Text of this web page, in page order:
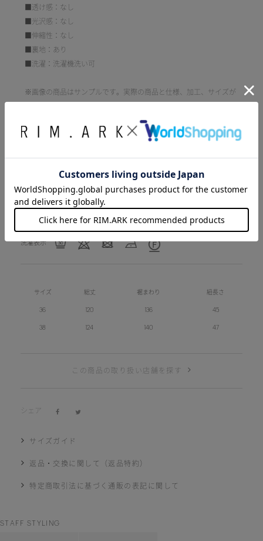
■透け感：なし
■光沢感：なし
■伸縮性：なし
■裏地：あり
■洗濯：洗濯機洗い可
※画像の商品はサンプルです。実際の商品と仕様、加工、サイズが
品番 460HSS33-0460
表地 ポリエステル67%コットン33%
裏地 ポリエステル100%
モデル身長 モデル身長173cm（38サイズ着用）
洗濯表示
サイズ 総丈 裾まわり 紐長さ
36 120 136 45
38 124 140 47
この商品の取り扱い店舗を探す
シェア
サイズガイド
返品・交換に関して（返品特約）
特定商取引法に基づく通販の表記に関して
STAFF STYLING